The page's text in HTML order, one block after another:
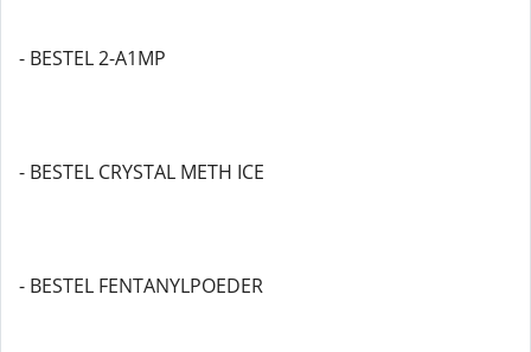
- BESTEL 2-A1MP
- BESTEL CRYSTAL METH ICE
- BESTEL FENTANYLPOEDER